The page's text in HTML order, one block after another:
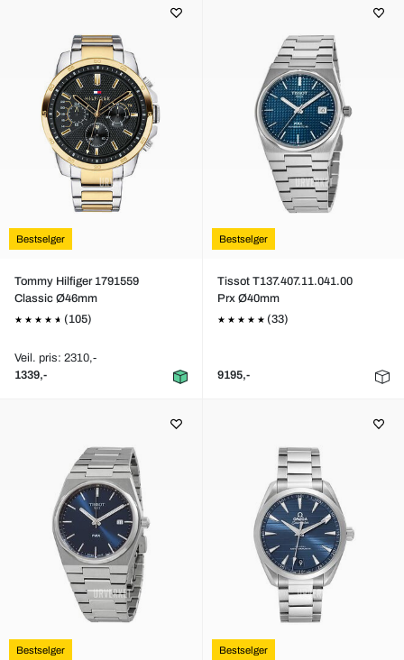
Bestselger
Tommy Hilfiger 1791559
Classic Ø46mm
(105)
Veil. pris: 2310,-
1339,-
Bestselger
Tissot T137.407.11.041.00
Prx Ø40mm
(33)
9195,-
Bestselger Bestselger